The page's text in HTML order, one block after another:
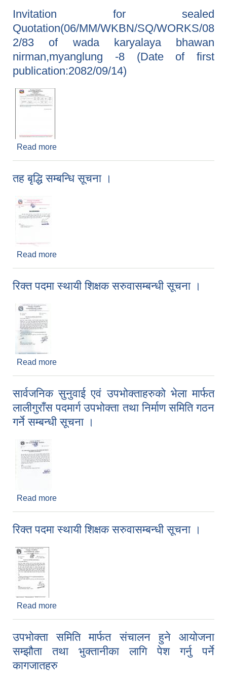
Invitation for sealed
Quotation(06/MM/WKBN/SQ/WORKS/08
2/83 of wada karyalaya bhawan
nirman,myanglung -8 (Date of first
publication:2082/09/14)
Read more
-8 (Date of first publication:2082/09/14)
तह बृद्धि सम्बन्धि सूचना ।
Read more
रिक्त पदमा स्थायी शिक्षक सरुवासम्बन्धी सूचना ।
Read more
सार्वजनिक सुनुवाई एवं उपभोक्ताहरुको भेला मार्फत
लालीगुराँस पदमार्ग उपभोक्ता तथा निर्माण समिति गठन
गर्ने सम्बन्धी सूचना ।
Read more
रिक्त पदमा स्थायी शिक्षक सरुवासम्बन्धी सूचना ।
Read more
उपभोक्ता समिति मार्फत संचालन हुने आयोजना
सम्झौता तथा भुक्तानीका लागि पेश गर्नु पर्ने
कागजातहरु